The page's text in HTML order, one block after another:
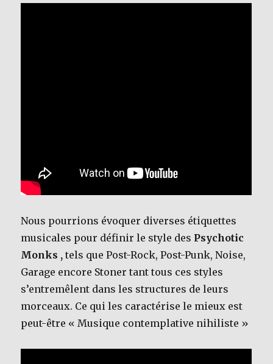
Nous pourrions évoquer diverses étiquettes
musicales pour définir le style des Psychotic
Monks ,tels que Post-Rock, Post-Punk, Noise,
Garage encore Stoner tant tous ces styles
s’entremêlent dans les structures de leurs
morceaux. Ce qui les caractérise le mieux est
peut-être « Musique contemplative nihiliste »